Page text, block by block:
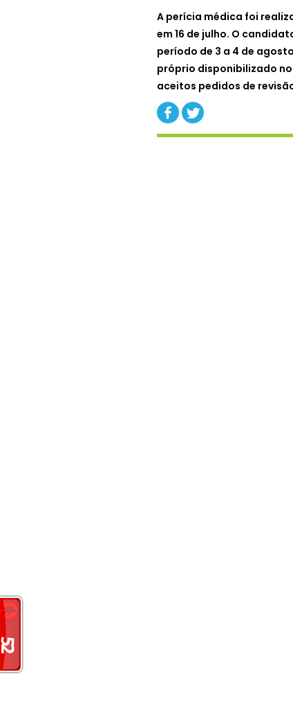
A perícia médica foi
em 16 de julho. O
período de 3 a 4 de
próprio disponibilizado no
aceitos pedidos de